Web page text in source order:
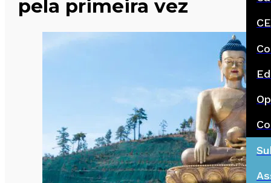
pela primeira vez